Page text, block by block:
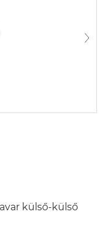
külső-külső